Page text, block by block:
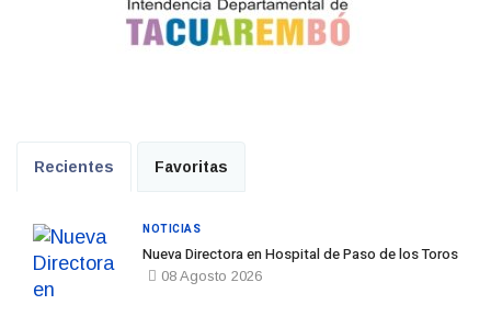
Recientes Favoritas
Nueva Directora en Hospital de Paso de los Toros
08 Agosto 2026
NOTICIAS